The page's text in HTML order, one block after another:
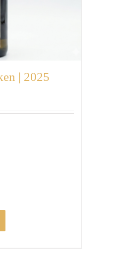
| 2025